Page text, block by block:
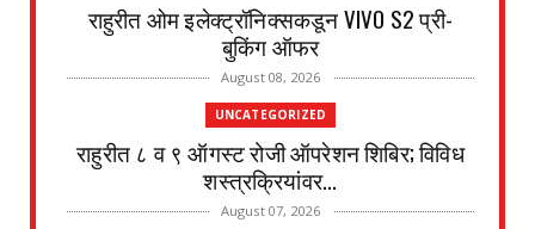
राहुरीत ओम इलेक्ट्रॉनिक्सकडून VIVO S2 प्री-
बुकिंग ऑफर
August 08, 2026
UNCATEGORIZED
राहुरीत ८ व ९ ऑगस्ट रोजी ऑपरेशन शिबिर; विविध
शस्त्रक्रियांवर...
August 07, 2026